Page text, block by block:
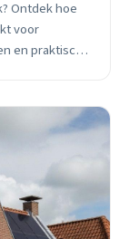
Ontdek hoe
voor
en praktisch